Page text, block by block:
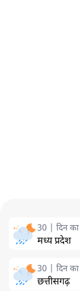
30 | दिन
मध्य प्रदेश
30 | दिन
छत्तीसगढ़